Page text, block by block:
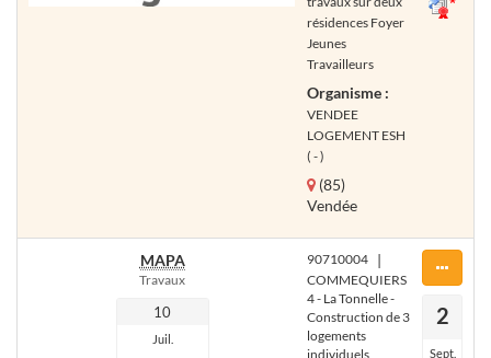
résidences Foyer
Jeunes
Travailleurs
Organisme :
VENDEE
LOGEMENT ESH
( - )
(85)
Vendée
MAPA
Travaux
10
Juil.
90710004 |
COMMEQUIERS
4 - La Tonnelle -
Construction de 3
logements
individuels
2
Sept.